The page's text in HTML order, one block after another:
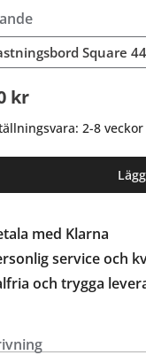
Square
kr
2-8 veckor
med Klarna
service och
och trygga